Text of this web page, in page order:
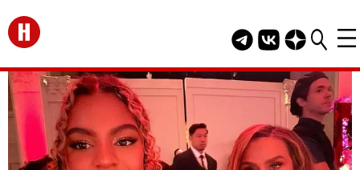
Перейти на главную
Telegram канал
Группа HELLO
Канал